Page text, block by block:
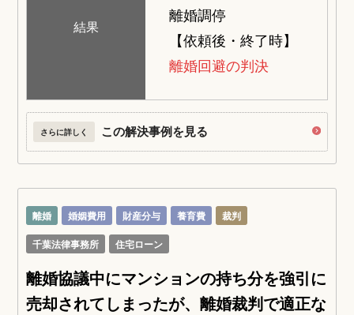
結果
離婚調停
【依頼後・終了時】
離婚回避の判決
さらに詳しく この解決事例を見る
離婚 婚姻費用 財産分与 養育費
裁判
千葉法律事務所
住宅ローン
離婚協議中にマンションの持ち分を強引に
売却されてしまったが、離婚裁判で適正な